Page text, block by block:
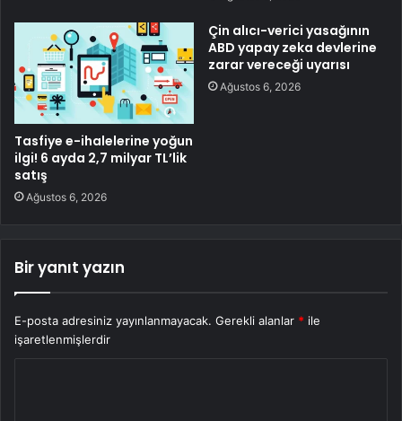
Tasfiye e-ihalelerine yoğun
ilgi! 6 ayda 2,7 milyar TL’lik
satış
Ağustos 6, 2026
Çin alıcı-verici yasağının
ABD yapay zeka devlerine
zarar vereceği uyarısı
Ağustos 6, 2026
Bir yanıt yazın
E-posta adresiniz yayınlanmayacak. Gerekli alanlar * ile
işaretlenmişlerdir